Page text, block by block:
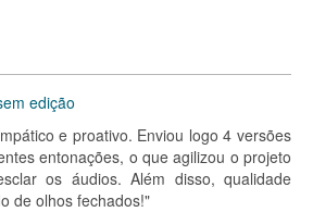
edição
e proativo. Enviou logo 4 versões
entonações, o que agilizou o projeto
os áudios. Além disso, qualidade
de olhos fechados!"